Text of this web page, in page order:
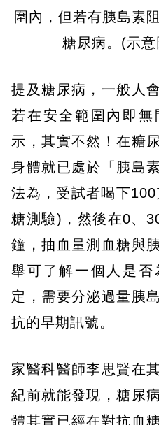
圍內，但若有胰島素
糖尿病。(示
提及糖尿病，一般人
若在安全範圍內即
示，其實不然！在糖
身體就已處於「胰島
法為，受試者喝下
糖測驗)，然後在0、
鐘，抽血量測血糖與
舉可了解一個人是
定，需要分泌過量胰
抗的早期訊號。
家醫科醫師李思賢在
紀前就能發現，糖尿
體其實已經在對抗血